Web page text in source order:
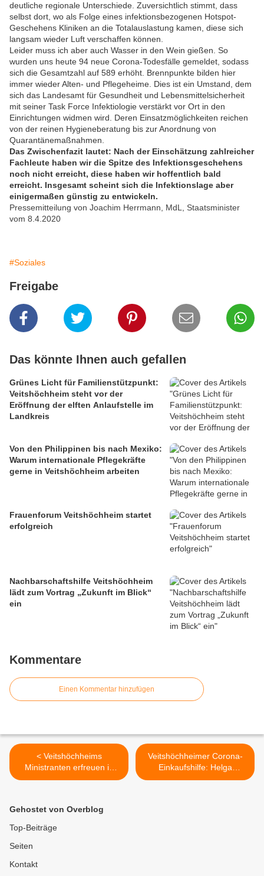
deutliche regionale Unterschiede. Zuversichtlich stimmt, dass
selbst dort, wo als Folge eines infektionsbezogenen Hotspot-
Geschehens Kliniken an die Totalauslastung kamen, diese sich
langsam wieder Luft verschaffen können.
Leider muss ich aber auch Wasser in den Wein gießen. So
wurden uns heute 94 neue Corona-Todesfälle gemeldet, sodass
sich die Gesamtzahl auf 589 erhöht. Brennpunkte bilden hier
immer wieder Alten- und Pflegeheime. Dies ist ein Umstand, dem
sich das Landesamt für Gesundheit und Lebensmittelsicherheit
mit seiner Task Force Infektiologie verstärkt vor Ort in den
Einrichtungen widmen wird. Deren Einsatzmöglichkeiten reichen
von der reinen Hygieneberatung bis zur Anordnung von
Quarantänemaßnahmen.
Das Zwischenfazit lautet: Nach der Einschätzung zahlreicher
Fachleute haben wir die Spitze des Infektionsgeschehens
noch nicht erreicht, diese haben wir hoffentlich bald
erreicht. Insgesamt scheint sich die Infektionslage aber
einigermaßen günstig zu entwickeln.
Pressemitteilung von Joachim Herrmann, MdL, Staatsminister
vom 8.4.2020
#Soziales
Freigabe
Das könnte Ihnen auch gefallen
Grünes Licht für Familienstützpunkt:
Veitshöchheim steht vor der
Eröffnung der elften Anlaufstelle im
Landkreis
Von den Philippinen bis nach Mexiko:
Warum internationale Pflegekräfte
gerne in Veitshöchheim arbeiten
Frauenforum Veitshöchheim startet
erfolgreich
Nachbarschaftshilfe Veitshöchheim
lädt zum Vortrag „Zukunft im Blick“
ein
Kommentare
Einen Kommentar hinzufügen
< Veitshöchheims
Ministranten erfreuen in
Veitshöchheim mit 405
Glückwünschen
Veitshöchheimer Corona-
Einkaufshilfe: Helga
Wenger lässt sich helfen
Gehostet von Overblog
Top-Beiträge
Seiten
Kontakt